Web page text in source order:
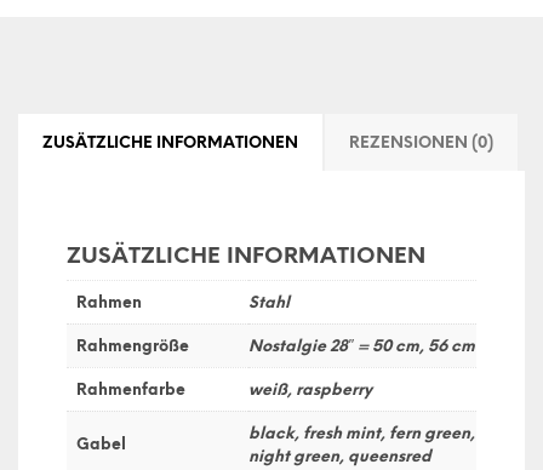
ZUSÄTZLICHE INFORMATIONEN REZENSIONEN (0)
ZUSÄTZLICHE INFORMATIONEN
Rahmen Stahl
Rahmengröße Nostalgie 28″ = 50 cm, 56 cm
Rahmenfarbe weiß, raspberry
Gabel
black, fresh mint, fern green,
night green, queensred